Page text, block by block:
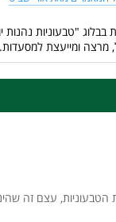
בבלוג "טבעוניות
מרצה ומייעצת למסעדות.
עצם זה